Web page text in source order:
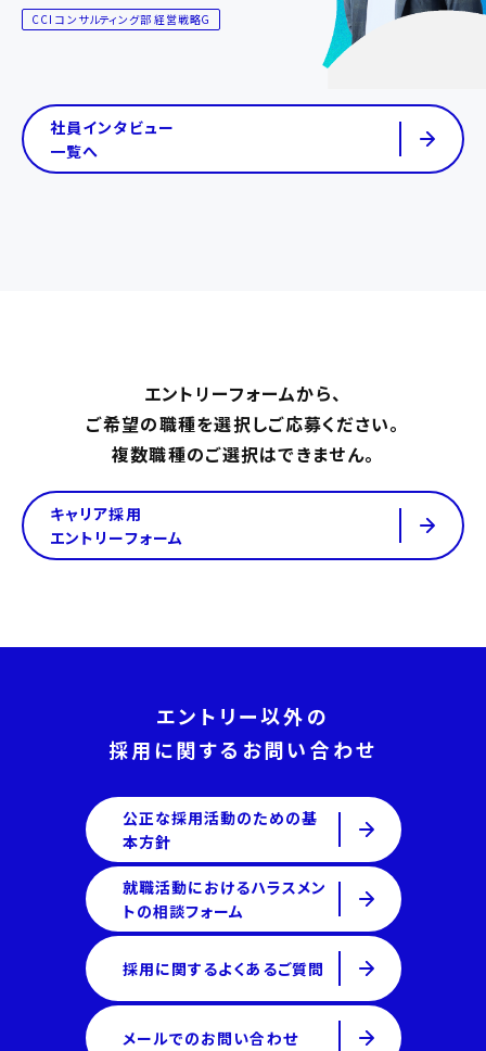
CCI コンサルティング部 経営戦略G
社員インタビュー
一覧へ
エントリーフォームから、
ご希望の職種を選択しご応募ください。
複数職種のご選択はできません。
キャリア採用
エントリーフォーム
エントリー以外の
採用に関するお問い合わせ
公正な採用活動のための基
本方針
就職活動におけるハラスメン
トの相談フォーム
採用に関するよくあるご質問
メールでのお問い合わせ